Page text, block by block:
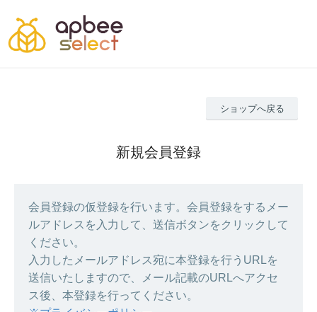
ショップへ戻る
新規会員登録
会員登録の仮登録を行います。会員登録をするメー
ルアドレスを入力して、送信ボタンをクリックして
ください。
入力したメールアドレス宛に本登録を行うURLを
送信いたしますので、メール記載のURLへアクセ
ス後、本登録を行ってください。